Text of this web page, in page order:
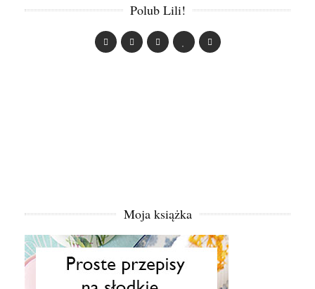
Polub Lili!
Moja książka